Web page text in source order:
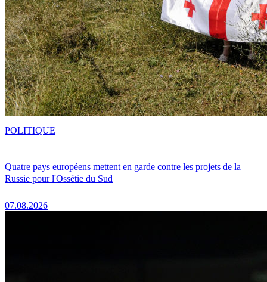
Quatre pays européens mettent en garde contre les projets de la
Russie pour l'Ossétie du Sud
07.08.2026
POLITIQUE